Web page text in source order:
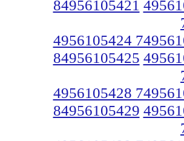
84956105421
4956105424
84956105425
4956105428
84956105429